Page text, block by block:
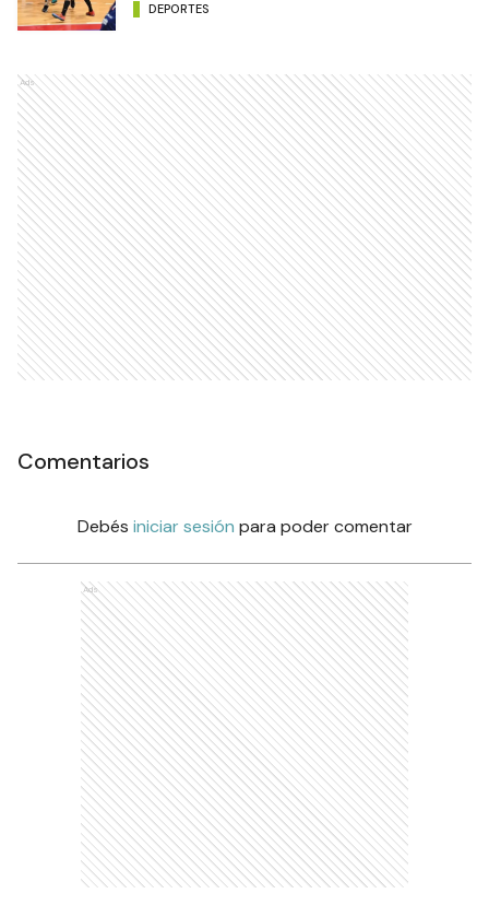
DEPORTES
Ads
Comentarios
Debés iniciar sesión para poder comentar
Ads